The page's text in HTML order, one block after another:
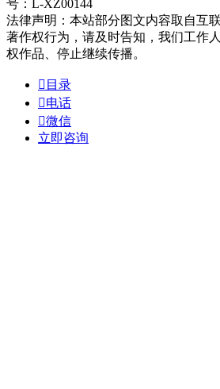
号：L-XZ00144
法律声明：本站部分图文内容取自互
著作权行为，请及时告知，我们工作
权作品、停止继续传播。
 目录
电话
微信
立即咨询